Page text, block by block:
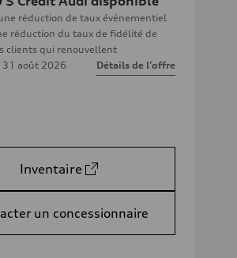
réduction de taux événementiel
réduction du taux de fidélité de
clients qui renouvellent
31 août 2026 Détails de l’offre
Inventaire
un concessionnaire